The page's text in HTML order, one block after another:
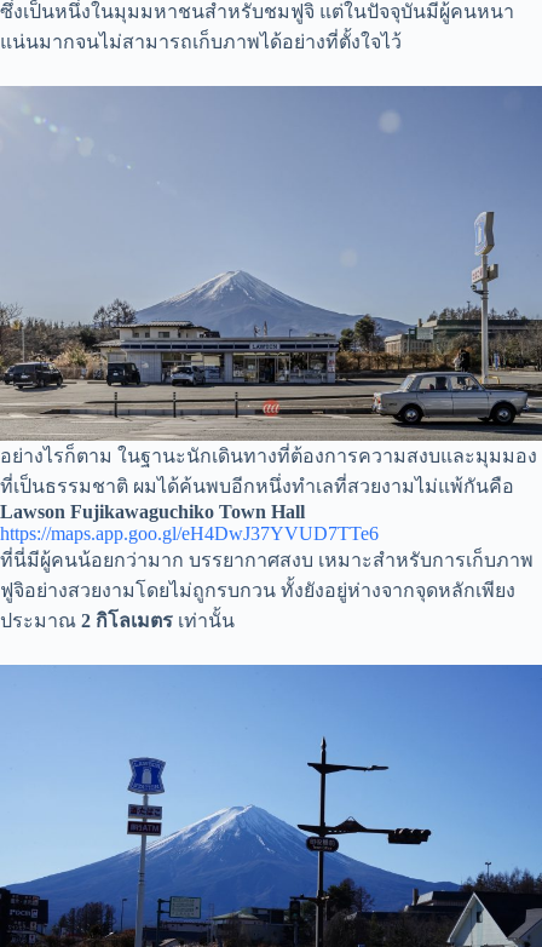
ซึ่งเป็นหนึ่งในมุมมหาชนสำหรับชมฟูจิ แต่ในปัจจุบันมีผู้คนหนา
แน่นมากจนไม่สามารถเก็บภาพได้อย่างที่ตั้งใจไว้
อย่างไรก็ตาม ในฐานะนักเดินทางที่ต้องการความสงบและมุมมอง
ที่เป็นธรรมชาติ ผมได้ค้นพบอีกหนึ่งทำเลที่สวยงามไม่แพ้กันคือ
Lawson Fujikawaguchiko Town Hall
https://maps.app.goo.gl/eH4DwJ37YVUD7TTe6
ที่นี่มีผู้คนน้อยกว่ามาก บรรยากาศสงบ เหมาะสำหรับการเก็บภาพ
ฟูจิอย่างสวยงามโดยไม่ถูกรบกวน ทั้งยังอยู่ห่างจากจุดหลักเพียง
ประมาณ 2 กิโลเมตร เท่านั้น